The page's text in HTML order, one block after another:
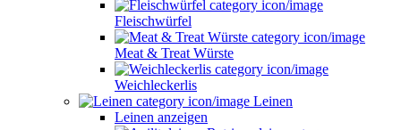
Fleischwürfel
Meat & Treat Würste
Weichleckerlis
Leinen
Leinen anzeigen